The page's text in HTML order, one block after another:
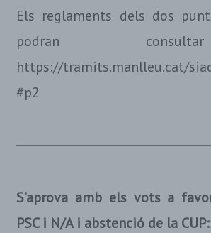
Els reglaments dels dos
podran
https://tramits.manlleu.cat/
#p2
S’aprova amb els vots a favor
PSC i N/A i abstenció de la CUP: